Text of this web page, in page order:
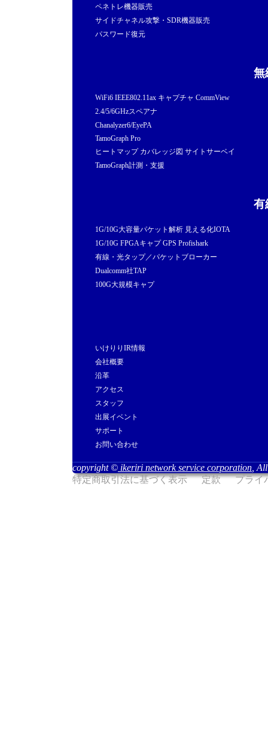
ペネトレ機器販売
サイドチャネル攻撃・SDR機器販売
パスワード復元
無
WiFi6 IEEE802.11ax キャプチャ CommView
2.4/5/6GHzスペアナ
Chanalyzer6/EyePA
TamoGraph Pro
ヒートマップ カバレッジ図 サイトサーベイ
TamoGraph計測・支援
有
1G/10G大容量パケット解析 見える化IOTA
1G/10G FPGAキャプ GPS Profishark
有線・光タップ／パケットブローカー
Dualcomm社TAP
100G大規模キャプ
いけりりIR情報
会社概要
沿革
アクセス
スタッフ
出展イベント
サポート
お問い合わせ
copyright © ikeriri network service corporation ,
特定商取引法に基づく表示
定款 プライ